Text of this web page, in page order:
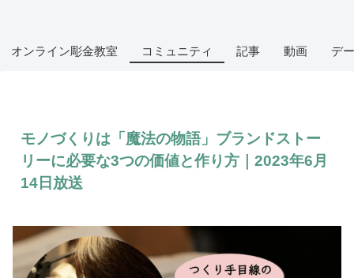
オンライン彫金教室 コミュニティ 記事 動画 デ
モノづくりは「魔法の物語」ブランドストー
リーに必要な3つの価値と作り方｜2023年6月
14日放送